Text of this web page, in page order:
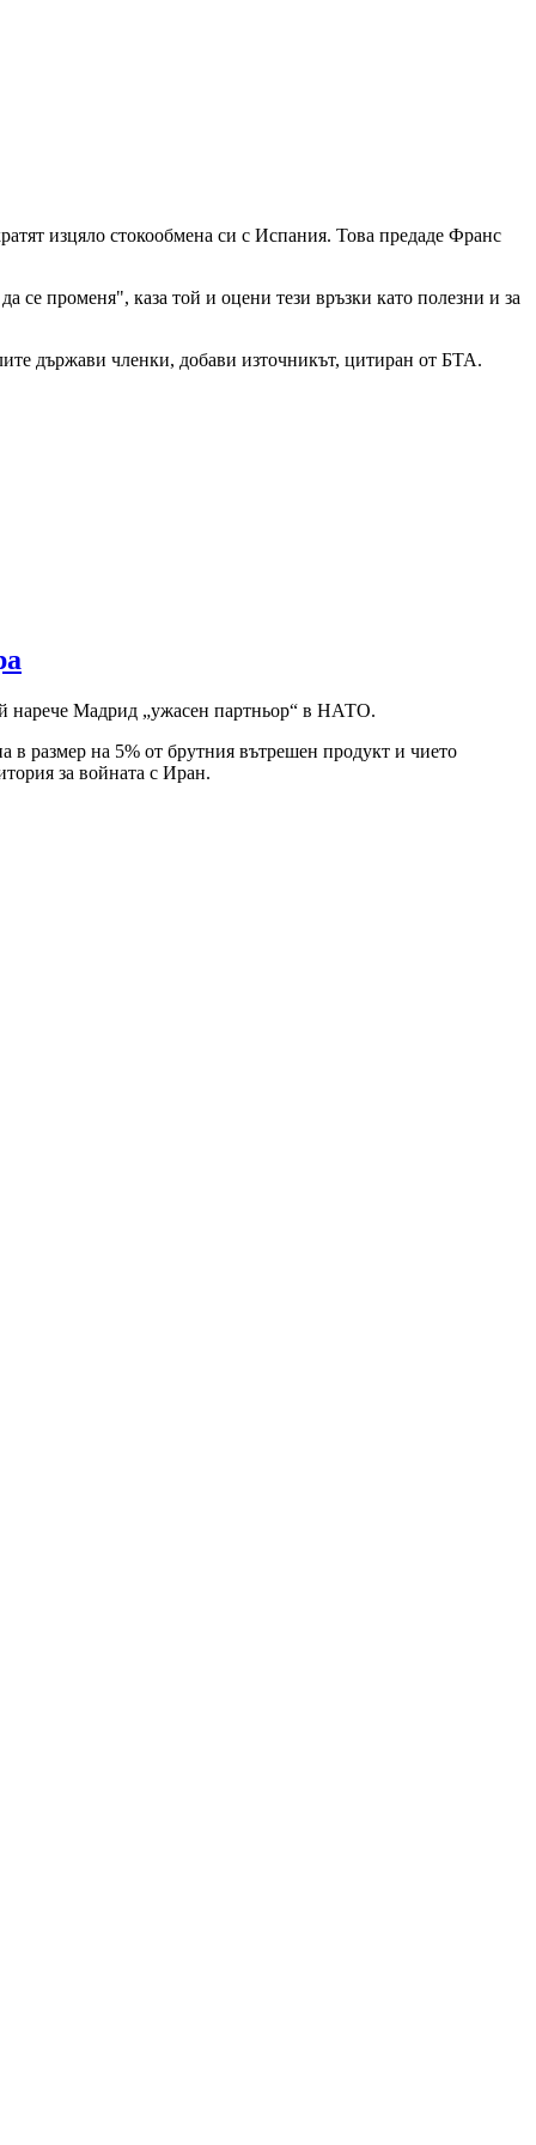
изцяло стокообмена си с Испания. Това предаде Франс
променя", каза той и оцени тези връзки като полезни и за
държави членки, добави източникът, цитиран от БТА.
нарече Мадрид „ужасен партньор“ в НАТО.
в размер на 5% от брутния вътрешен продукт и чието
за войната с Иран.